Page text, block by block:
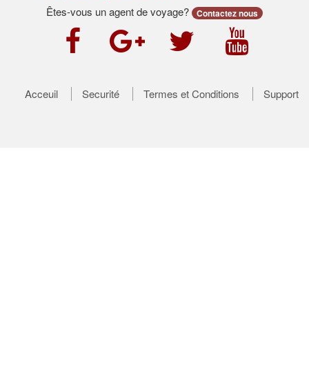
Êtes-vous un agent de voyage?
Contactez nous
Acceuil Securité Termes et Conditions Support